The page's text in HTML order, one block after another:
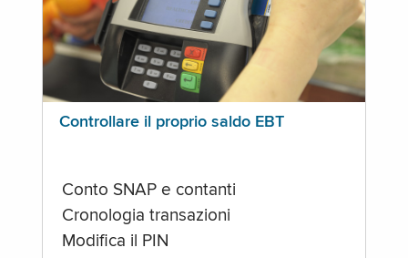
Controllare il proprio saldo EBT
Conto SNAP e contanti
Cronologia transazioni
Modifica il PIN